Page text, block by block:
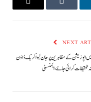
Tumblr
Email
NEXT
اپوزیشن کے مظاہرین پر جان لیوا کریک ڈاؤن
تحقیقات کرائی جائے،ایمنسٹی